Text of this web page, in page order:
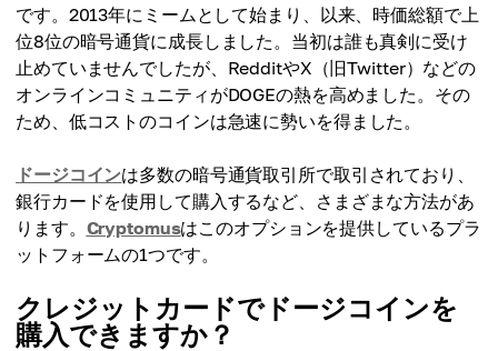
です。2013年にミームとして始まり、以来、時価総額で上
位8位の暗号通貨に成長しました。当初は誰も真剣に受け
止めていませんでしたが、RedditやX（旧Twitter）などの
オンラインコミュニティがDOGEの熱を高めました。その
ため、低コストのコインは急速に勢いを得ました。
ドージコインは多数の暗号通貨取引所で取引されており、
銀行カードを使用して購入するなど、さまざまな方法があ
ります。 Cryptomusはこのオプションを提供しているプラ
ットフォームの1つです。
クレジットカードでドージコインを
購入できますか？